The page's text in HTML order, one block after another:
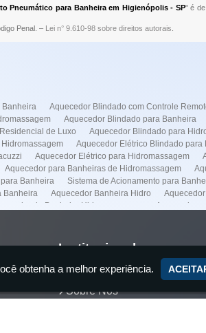
Pneumático para Banheira em Higienópolis - SP" é
Penal. – Lei n° 9.610-98 sobre direitos autorais
Banheira Aquecedor Blindado com Controle
Aquecedor Blindado para Banheira
de Luxo
Aquecedor Blindado para
Aquecedor Elétrico Blindado para
Aquecedor Elétrico para Hidromassagem
Aquecedor para Banheiras de Hidromassagem
Banheira
Sistema de Acionamento para
Banheira
Aquecedor Banheira Hidro
de Banheira Hidromassagem
Instalação de Banheira Jacuzzi
Manutenção de Banheira Jacuzzi Manutenção de
Manutenção
Manutenção de Banheira no Frei Caneca
Institucional
Home
Sobre Nós
obtenha a melhor experiência.